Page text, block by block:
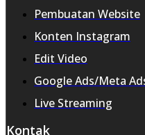
Pembuatan Website
Konten Instagram
Edit Video
Google Ads/Meta
Live Streaming
Kontak